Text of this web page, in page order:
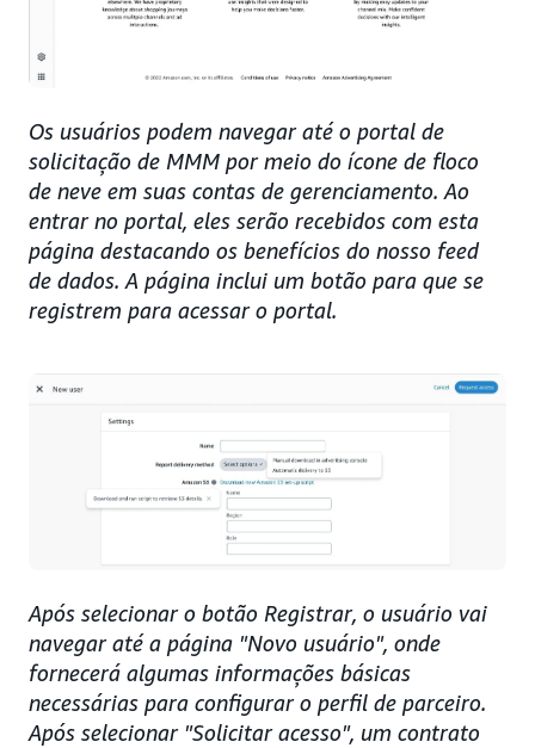
Os usuários podem navegar até o portal de
solicitação de MMM por meio do ícone de floco
de neve em suas contas de gerenciamento. Ao
entrar no portal, eles serão recebidos com esta
página destacando os benefícios do nosso feed
de dados. A página inclui um botão para que se
registrem para acessar o portal.
Após selecionar o botão Registrar, o usuário vai
navegar até a página "Novo usuário", onde
fornecerá algumas informações básicas
necessárias para configurar o perfil de parceiro.
Após selecionar "Solicitar acesso", um contrato